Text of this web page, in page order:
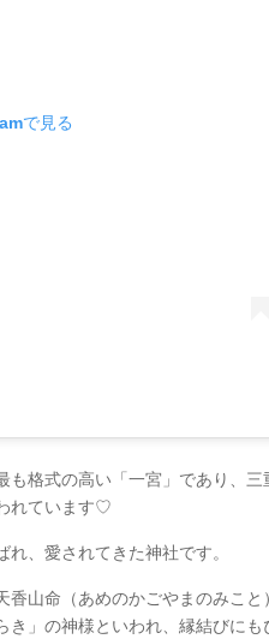
で見る
も格式の高い「一宮」であり、三
れています♡
、愛されてきた神社です。
山命（あめのかごやまのみこと
き」の神様といわれ、縁結びにも